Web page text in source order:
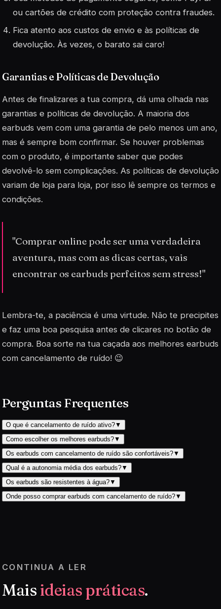
ou cartões de crédito com proteção contra fraudes.
Fica atento aos custos de envio e às políticas de
devolução. Às vezes, o barato sai caro!
Garantias e Políticas de Devolução
Antes de finalizares a tua compra, dá uma olhada nas
garantias e políticas de devolução. A maioria dos
earbuds vem com uma garantia de pelo menos um ano,
mas é sempre bom confirmar. Se houver problemas
com o produto, é importante saber que podes
devolvê-lo sem complicações. As políticas de devolução
variam de loja para loja, por isso lê sempre os termos e
condições.
"Comprar online pode ser uma verdadeira
aventura, mas com as dicas certas, vais
encontrar os earbuds perfeitos sem stress!"
Lembra-te, a paciência é uma virtude. Não te precipites
e faz uma boa pesquisa antes de clicares no botão de
compra. Boa sorte na tua caçada aos melhores earbuds
com cancelamento de ruído! 😉
Perguntas Frequentes
O que é cancelamento de ruído ativo?▼
Como escolher os melhores earbuds?▼
Os earbuds com cancelamento de ruído são confortáveis?▼
Qual é a autonomia média dos earbuds?▼
Os earbuds são resistentes à água?▼
Onde posso comprar earbuds com cancelamento de ruído?▼
CONTINUA A LER
Mais ideias práticas.